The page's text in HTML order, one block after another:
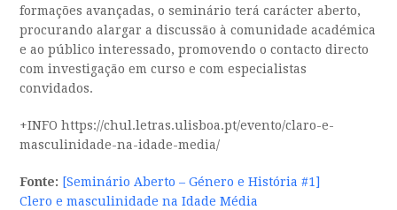
formações avançadas, o seminário terá carácter aberto,
procurando alargar a discussão à comunidade académica
e ao público interessado, promovendo o contacto directo
com investigação em curso e com especialistas
convidados.
+INFO https://chul.letras.ulisboa.pt/evento/claro-e-
masculinidade-na-idade-media/
Fonte: [Seminário Aberto – Género e História #1]
Clero e masculinidade na Idade Média